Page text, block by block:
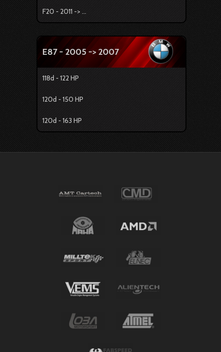
F20 - 2011 -> ...
E87 - 2005 -> 2007
118d - 122 HP
120d - 150 HP
120d - 163 HP